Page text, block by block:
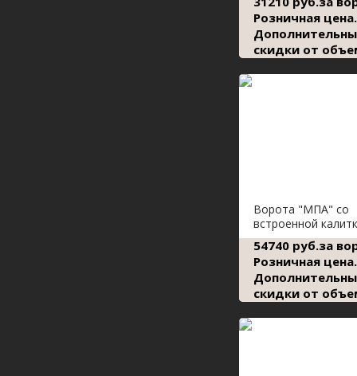
Розничная цена.
скидки от
Ворота "МПА" со
встроенной
54740 руб.за
Розничная цена.
скидки от